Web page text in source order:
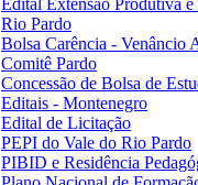
Edital Extensão Produtiva
Rio Pardo
Bolsa Carência - Venâncio
Comitê Pardo
Concessão de Bolsa de
Editais - Montenegro
Edital de Licitação
PEPI do Vale do Rio Pardo
PIBID e Residência